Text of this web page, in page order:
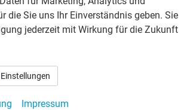
die Sie uns Ihr Einverständnis geben. Sie
jederzeit mit Wirkung für die Zukunft
Einstellungen
Impressum